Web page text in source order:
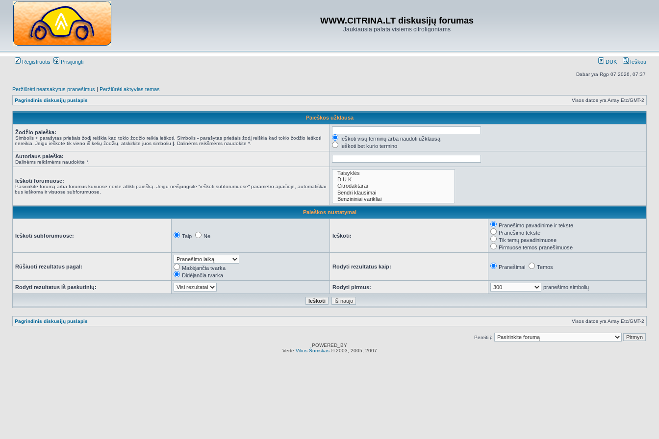
WWW.CITRINA.LT diskusijų forumas
Jaukiausia palata visiems citroligoniams
Registruotis Prisijungti DUK Ieškoti
Dabar yra Rgp 07 2026, 07:37
Peržiūrėti neatsakytus pranešimus | Peržiūrėti aktyvias temas
Pagrindinis diskusijų puslapis Visos datos yra Array Etc/GMT-2
Paieškos užklausa
Žodžio paieška:
Simbolis + parašytas priešais žodį reiškia kad tokio žodžio reikia ieškoti. Simbolis - parašytas priešais žodį reiškia kad tokio žodžio ieškoti
nereikia. Jeigu ieškote tik vieno iš kelių žodžių, atskirkite juos simboliu | . Dalinėms reikšmėms naudokite *.
Ieškoti visų terminų arba naudoti užklausą
Ieškoti bet kurio termino
Autoriaus paieška:
Dalinėms reikšmėms naudokite *.
Ieškoti forumuose:
Pasirinkite forumą arba forumus kuriuose norite atlikti paiešką. Jeigu neišjungsite “ieškoti subforumuose“ parametro apačioje, automatiškai
bus ieškoma ir visuose subforumuose.
Paieškos nustatymai
Ieškoti subforumuose: Taip Ne Ieškoti:
Pranešimo pavadinime ir tekste
Pranešimo tekste
Tik temų pavadinimuose
Pirmuose temos pranešimuose
Rūšiuoti rezultatus pagal:
Mažėjančia tvarka
Didėjančia tvarka
Rodyti rezultatus kaip: Pranešimai Temos
Rodyti rezultatus iš paskutinių: Rodyti pirmus: pranešimo simbolių
Pagrindinis diskusijų puslapis Visos datos yra Array Etc/GMT-2
Pereiti į:
POWERED_BY
Vertė Vilius Šumskas© 2003, 2005, 2007